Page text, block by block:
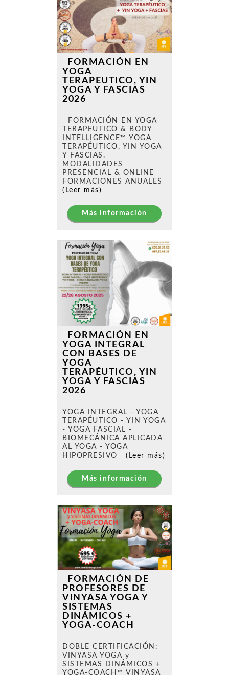
FORMACIÓN EN
YOGA
TERAPEUTICO, YIN
YOGA Y FASCIAS
2026
FORMACIÓN EN YOGA
TERAPEUTICO & BODY
INTELLIGENCE™ YOGA
TERAPÉUTICO, YIN YOGA
Y FASCIAS.
MODALIDADES
PRESENCIAL & ONLINE
FORMACIONES ANUALES
(Leer más)
Más información
FORMACIÓN EN
YOGA INTEGRAL
CON BASES DE
YOGA
TERAPÉUTICO, YIN
YOGA Y FASCIAS
2026
YOGA INTEGRAL - YOGA
TERAPÉUTICO - YIN YOGA
- YOGA FASCIAL -
BIOMECÁNICA APLICADA
AL YOGA - YOGA
HIPOPRESIVO (Leer más)
Más información
FORMACIÓN DE
PROFESORES DE
VINYASA YOGA Y
SISTEMAS
DINÁMICOS +
YOGA-COACH
DOBLE CERTIFICACIÓN:
VINYASA YOGA y
SISTEMAS DINÁMICOS +
YOGA-COACH™ VINYASA